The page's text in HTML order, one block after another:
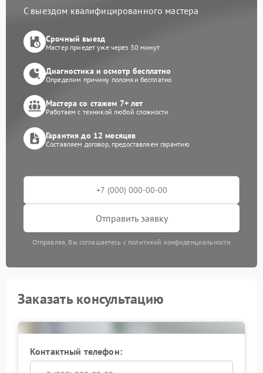
С выездом квалифицированного мастера
Срочный выезд
Мастер приедет уже через 30 минут
Диагностика и осмотр бесплатно
Определим причину поломки бесплатно
Мастера со стажем 7+ лет
Работаем с техникой любой сложности
Гарантия до 12 месяцев
Составляем договор, предоставляем гарантию
Отправить заявку
Отправляя, Вы соглашаетесь с политикой конфиденциальности
Заказать консультацию
Контактный телефон: